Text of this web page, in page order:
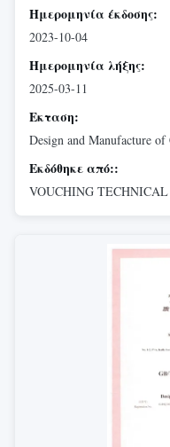
Ημερομηνία έκδοσης:
2023-10-04
Ημερομηνία λήξης:
2025-03-11
Εκταση:
Design and Manufacture of
Εκδόθηκε από::
VOUCHING